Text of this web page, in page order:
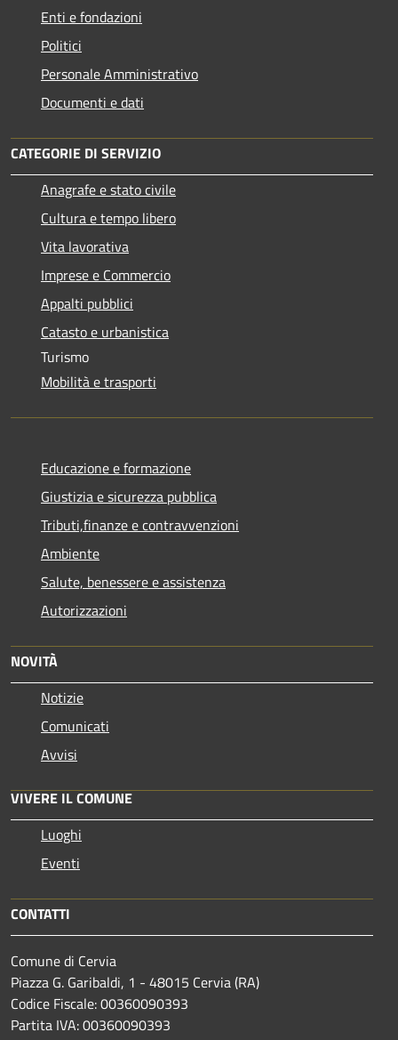
Enti e fondazioni
Politici
Personale Amministrativo
Documenti e dati
CATEGORIE DI SERVIZIO
Anagrafe e stato civile
Cultura e tempo libero
Vita lavorativa
Imprese e Commercio
Appalti pubblici
Catasto e urbanistica
Turismo
Mobilità e trasporti
Educazione e formazione
Giustizia e sicurezza pubblica
Tributi,finanze e contravvenzioni
Ambiente
Salute, benessere e assistenza
Autorizzazioni
NOVITÀ
Notizie
Comunicati
Avvisi
VIVERE IL COMUNE
Luoghi
Eventi
CONTATTI
Comune di Cervia
Piazza G. Garibaldi, 1 - 48015 Cervia (RA)
Codice Fiscale: 00360090393
Partita IVA: 00360090393